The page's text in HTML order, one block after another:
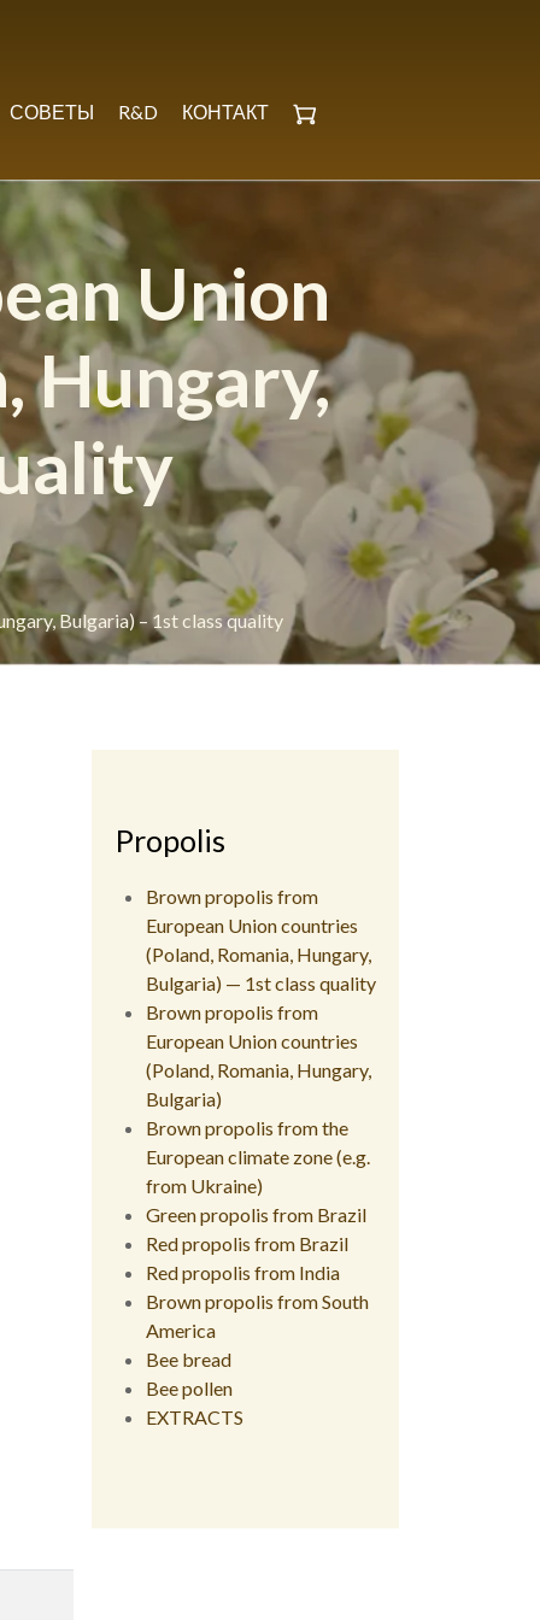
СОВЕТЫ R&D КОНТАКТ
Union
Hungary,
Bulgaria) – 1st class quality
Propolis
Brown propolis from
European Union countries
(Poland, Romania, Hungary,
Bulgaria) — 1st class quality
Brown propolis from
European Union countries
(Poland, Romania, Hungary,
Bulgaria)
Brown propolis from the
European climate zone (e.g.
from Ukraine)
Green propolis from Brazil
Red propolis from Brazil
Red propolis from India
Brown propolis from South
America
Bee bread
Bee pollen
EXTRACTS